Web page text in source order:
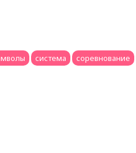
система соревнование